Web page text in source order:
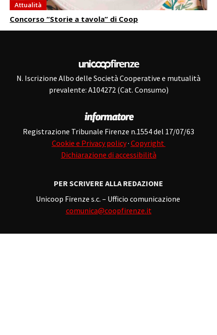
Attualità
Concorso “Storie a tavola” di Coop
N. Iscrizione Albo delle Società Cooperative e mutualità
prevalente: A104272 (Cat. Consumo)
Registrazione Tribunale Firenze n.1554 del 17/07/63
Cookie e Privacy policy· Copyright
Dichiarazione di accessibilità
PER SCRIVERE ALLA REDAZIONE
Unicoop Firenze s.c. – Ufficio comunicazione
comunica@coopfirenze.it